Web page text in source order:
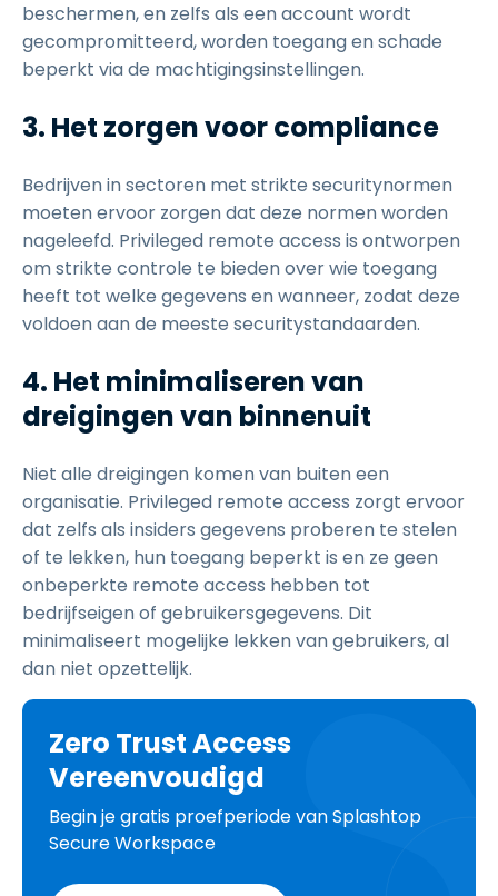
beschermen, en zelfs als een account wordt
gecompromitteerd, worden toegang en schade
beperkt via de machtigingsinstellingen.
3. Het zorgen voor compliance
Bedrijven in sectoren met strikte securitynormen
moeten ervoor zorgen dat deze normen worden
nageleefd. Privileged remote access is ontworpen
om strikte controle te bieden over wie toegang
heeft tot welke gegevens en wanneer, zodat deze
voldoen aan de meeste securitystandaarden.
4. Het minimaliseren van
dreigingen van binnenuit
Niet alle dreigingen komen van buiten een
organisatie. Privileged remote access zorgt ervoor
dat zelfs als insiders gegevens proberen te stelen
of te lekken, hun toegang beperkt is en ze geen
onbeperkte remote access hebben tot
bedrijfseigen of gebruikersgegevens. Dit
minimaliseert mogelijke lekken van gebruikers, al
dan niet opzettelijk.
Zero Trust Access
Vereenvoudigd
Begin je gratis proefperiode van Splashtop
Secure Workspace